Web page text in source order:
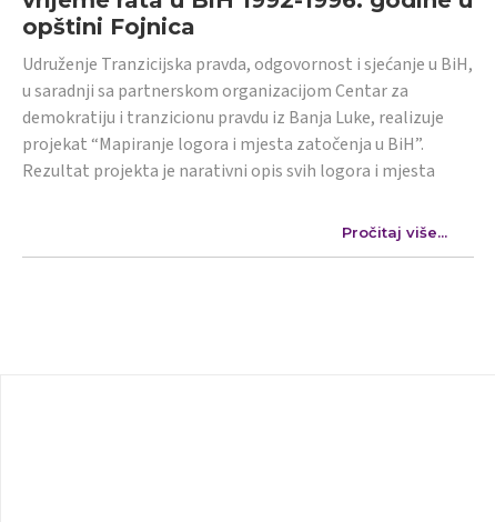
opštini Fojnica
Udruženje Tranzicijska pravda, odgovornost i sjećanje u BiH,
u saradnji sa partnerskom organizacijom Centar za
demokratiju i tranzicionu pravdu iz Banja Luke, realizuje
projekat “Mapiranje logora i mjesta zatočenja u BiH”.
Rezultat projekta je narativni opis svih logora i mjesta
Pročitaj više...